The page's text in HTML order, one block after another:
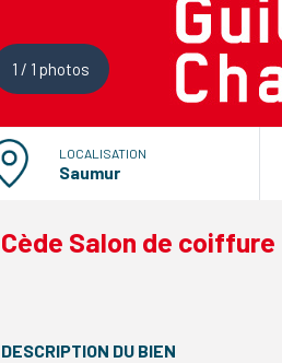
1 / 1 photos
LOCALISATION
Saumur
Cède Salon de coiffure
DESCRIPTION DU BIEN